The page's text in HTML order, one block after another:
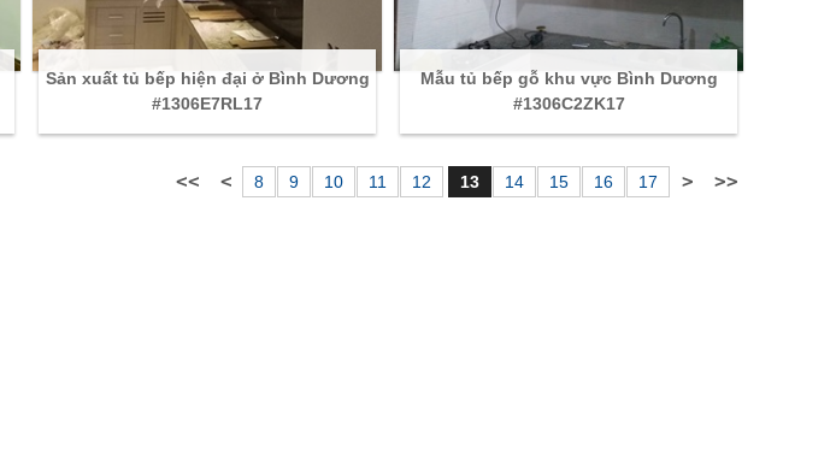
Sản xuất tủ bếp hiện đại ở Bình Dương
#1306E7RL17
Mẫu tủ bếp gỗ khu vực Bình Dương
#1306C2ZK17
8 9 10 11 12 13 14 15 16 17